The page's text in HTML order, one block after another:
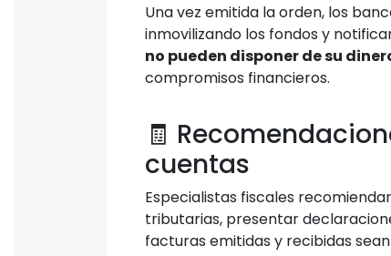
Una vez emitida la orden, los
inmovilizando los fondos y
no pueden disponer de su
compromisos financieros.
🧾
cuentas
Especialistas fiscales
tributarias, presentar
facturas emitidas y recibidas sean